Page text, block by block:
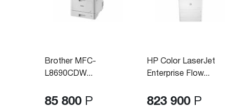
Brother MFC-
L8690CDW...
85 800 Р
HP Color LaserJet
Enterprise Flow...
823 900 Р